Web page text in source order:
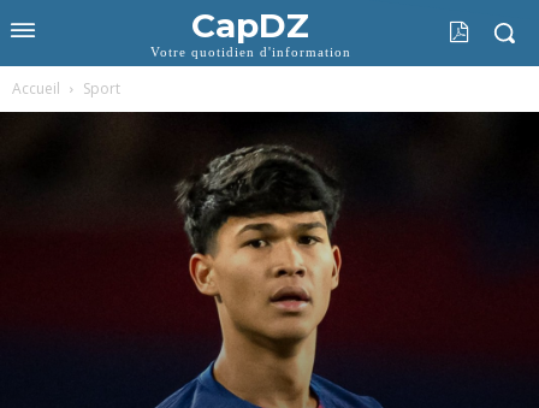
CapDZ
Votre quotidien d'information
Accueil Sport